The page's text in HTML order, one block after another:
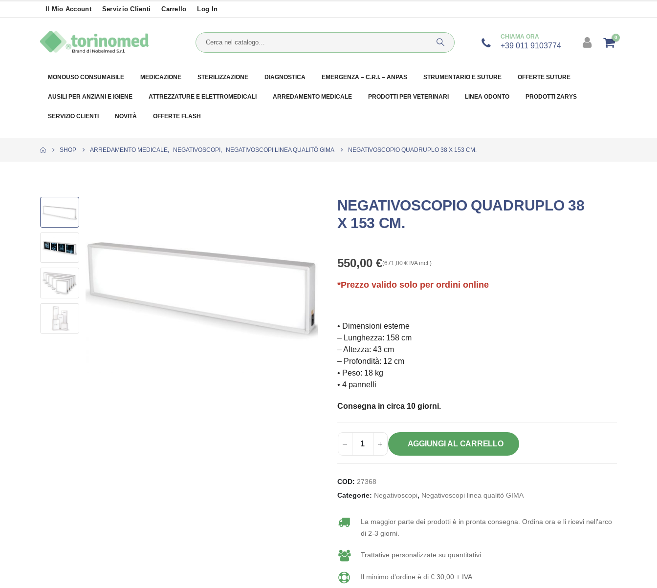
Il Mio Account Servizio Clienti Carrello Log In
CHIAMA ORA
+39 011 9103774
0
MONOUSO CONSUMABILE MEDICAZIONE STERILIZZAZIONE DIAGNOSTICA EMERGENZA – C.R.I. – ANPAS STRUMENTARIO E SUTURE OFFERTE SUTURE
AUSILI PER ANZIANI E IGIENE ATTREZZATURE E ELETTROMEDICALI ARREDAMENTO MEDICALE PRODOTTI PER VETERINARI LINEA ODONTO PRODOTTI ZARYS
SERVIZIO CLIENTI NOVITÀ OFFERTE FLASH
SHOP ARREDAMENTO MEDICALE NEGATIVOSCOPI NEGATIVOSCOPI LINEA QUALITÒ GIMA NEGATIVOSCOPIO QUADRUPLO 38 X 153 CM.
NEGATIVOSCOPIO QUADRUPLO 38
X 153 CM.
550,00 €(671,00 €IVA incl.)
*Prezzo valido solo per ordini online
• Dimensioni esterne
– Lunghezza: 158 cm
– Altezza: 43 cm
– Profondità: 12 cm
• Peso: 18 kg
• 4 pannelli
Consegna in circa 10 giorni.
AGGIUNGI AL CARRELLO
COD: 27368
Categorie: Negativoscopi, Negativoscopi linea qualitò GIMA
La maggior parte dei prodotti è in pronta consegna. Ordina ora e li ricevi nell'arco
di 2-3 giorni.
Trattative personalizzate su quantitativi.
Il minimo d'ordine è di € 30,00 + IVA